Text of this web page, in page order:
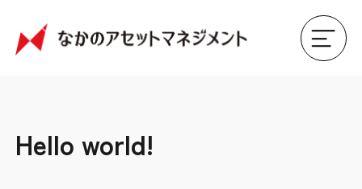
Hello world!